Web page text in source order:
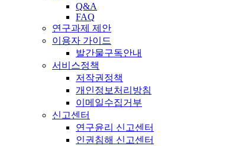
Q&A
FAQ
연구과제 제안
이용자 가이드
발간물구독안내
서비스정책
저작권정책
개인정보처리방침
이메일수집거부
신고센터
연구윤리 신고센터
인권침해 신고센터